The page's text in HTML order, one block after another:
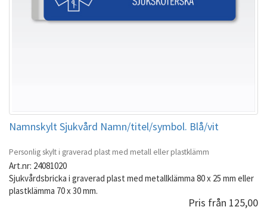
Namnskylt Sjukvård Namn/titel/symbol. Blå/vit
Personlig skylt i graverad plast med metall eller plastklämm
Art.nr: 24081020
Sjukvårdsbricka i graverad plast med metallklämma 80 x 25 mm eller
plastklämma 70 x 30 mm.
Pris från 125,00